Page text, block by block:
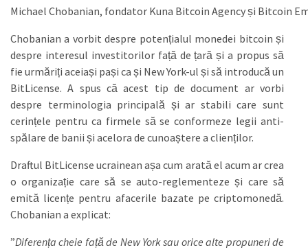
Michael Chobanian, fondator Kuna Bitcoin Agency și Bitcoin
Chobanian a vorbit despre potențialul monedei bitcoin și
despre interesul investitorilor față de țară și a propus să
fie urmăriți aceiași pași ca și New York-ul și să introducă un
BitLicense. A spus că acest tip de document ar vorbi
despre terminologia principală și ar stabili care sunt
cerințele pentru ca firmele să se conformeze legii anti-
spălare de banii și acelora de cunoaștere a clienților.
Draftul BitLicense ucrainean așa cum arată el acum ar crea
o organizație care să se auto-reglementeze și care să
emită licențe pentru afacerile bazate pe criptomonedă.
Chobanian a explicat:
”Diferența cheie față de New York sau orice alte propuneri de